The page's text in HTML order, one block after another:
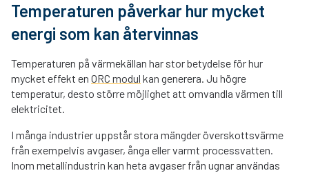
Temperaturen påverkar hur mycket
energi som kan återvinnas
Temperaturen på värmekällan har stor betydelse för hur
mycket effekt en ORC modul kan generera. Ju högre
temperatur, desto större möjlighet att omvandla värmen till
elektricitet.
I många industrier uppstår stora mängder överskottsvärme
från exempelvis avgaser, ånga eller varmt processvatten.
Inom metallindustrin kan heta avgaser från ugnar användas